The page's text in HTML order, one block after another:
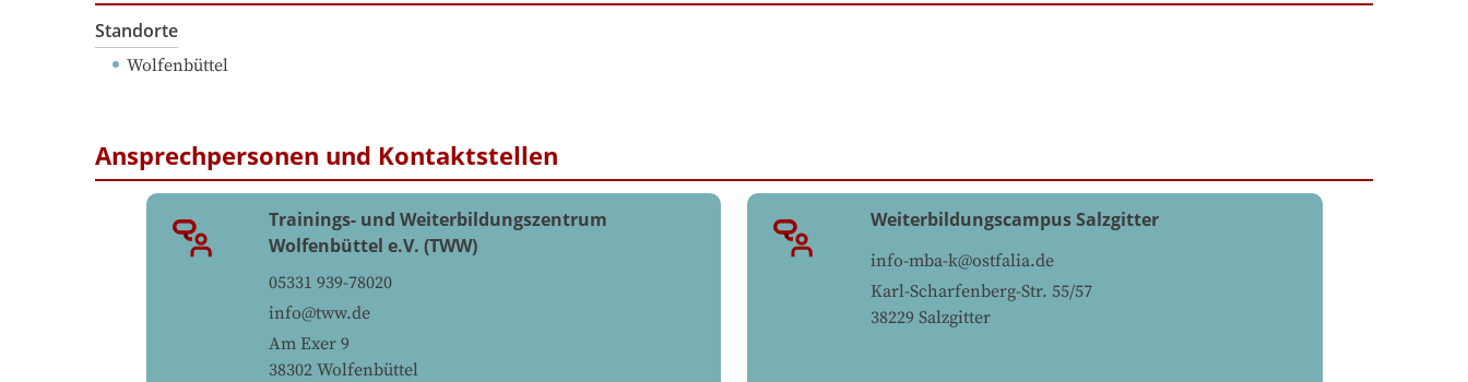
Standorte
Wolfenbüttel
Ansprechpersonen und Kontaktstellen
Trainings- und Weiterbildungszentrum
Wolfenbüttel e.V. (TWW)
05331 939-78020
info@tww.de
Am Exer 9
38302 Wolfenbüttel
Weiterbildungscampus Salzgitter
info-mba-k@ostfalia.de
Karl-Scharfenberg-Str. 55/57
38229 Salzgitter